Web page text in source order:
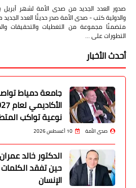
صدور العدد الجديد من صدى الأمة لشهر أبريل
والدولية كتب - صدى الأمة صدر حديثًا العدد
متضمنًا مجموعة من التغطيات والتحقيقات
التطورات على …
أحدث الأخبار
جامعة دمياط
نوعية تواكب
صدى الأمة 10 أغسطس 2026
الدكتور خالد
حين تفقد
الإنسان